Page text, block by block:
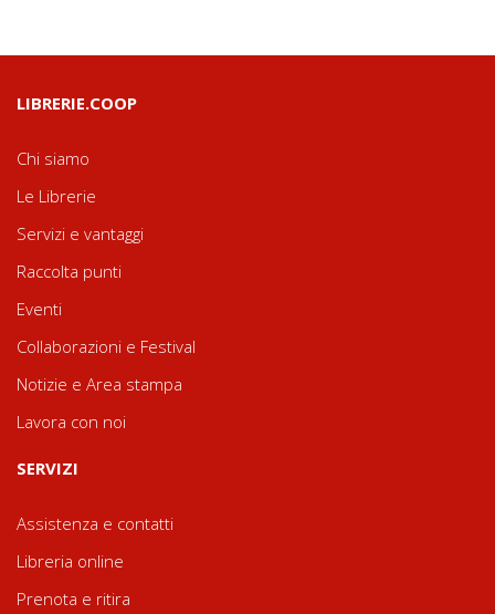
LIBRERIE.COOP
Chi siamo
Le Librerie
Servizi e vantaggi
Raccolta punti
Eventi
Collaborazioni e Festival
Notizie e Area stampa
Lavora con noi
SERVIZI
Assistenza e contatti
Libreria online
Prenota e ritira